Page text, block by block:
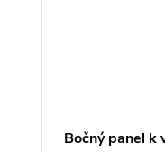
Bočný panel k